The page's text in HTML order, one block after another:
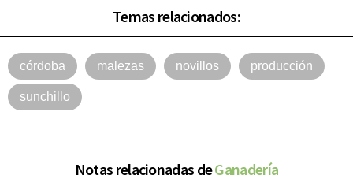
Temas relacionados:
córdoba malezas novillos producción
sunchillo
Notas relacionadas deGanadería